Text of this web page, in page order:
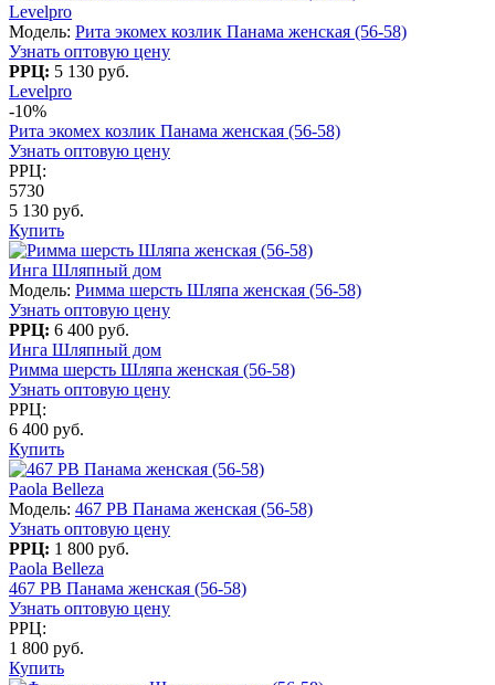
Levelpro
Модель: Рита экомех козлик Панама женская (56-58)
Узнать оптовую цену
РРЦ: 5 130 руб.
Levelpro
-10%
Рита экомех козлик Панама женская (56-58)
Узнать оптовую цену
РРЦ:
5730
5 130 руб.
Купить
Инга Шляпный дом
Модель: Римма шерсть Шляпа женская (56-58)
Узнать оптовую цену
РРЦ: 6 400 руб.
Инга Шляпный дом
Римма шерсть Шляпа женская (56-58)
Узнать оптовую цену
РРЦ:
6 400 руб.
Купить
Paola Belleza
Модель: 467 PB Панама женская (56-58)
Узнать оптовую цену
РРЦ: 1 800 руб.
Paola Belleza
467 PB Панама женская (56-58)
Узнать оптовую цену
РРЦ:
1 800 руб.
Купить